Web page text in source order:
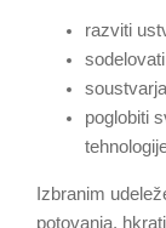
razviti
poglobiti
Izbranim
potovanja,